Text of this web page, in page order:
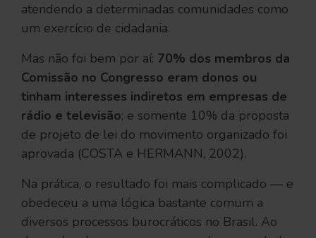
atendendo a determinadas comunidades como
um exercício de cidadania.
Mas não foi bem por aí: 70% dos membros da
Comissão no Congresso eram donos ou
tinham interesses indiretos em empresas de
rádio e televisão; e somente 10% da proposta
de projeto de lei do movimento organizado foi
aprovada (COSTA e HERMANN, 2002).
Na prática, o resultado foi mais complicado — e
obedeceu a uma lógica bastante comum a
diversos processos burocráticos no Brasil. Ao